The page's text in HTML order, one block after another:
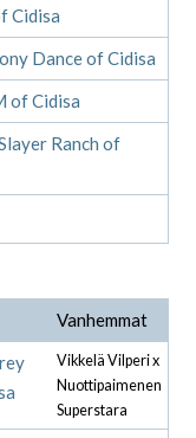
Cidisa
Dance of Cidisa
of Cidisa
Ranch of
Vanhemmat
Vikkelä Vilperi x
Nuottipaimenen
Superstara